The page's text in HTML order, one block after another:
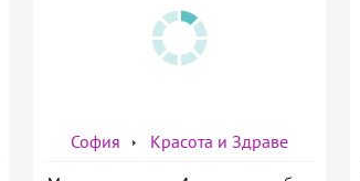
София Красота и Здраве